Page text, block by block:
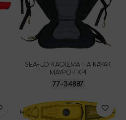
SEAFLO ΚΑΘΙΣΜΑ ΓΙΑ ΚΑΥΑΚ
ΜΑΥΡΟ-ΓΚΡΙ
77-34887